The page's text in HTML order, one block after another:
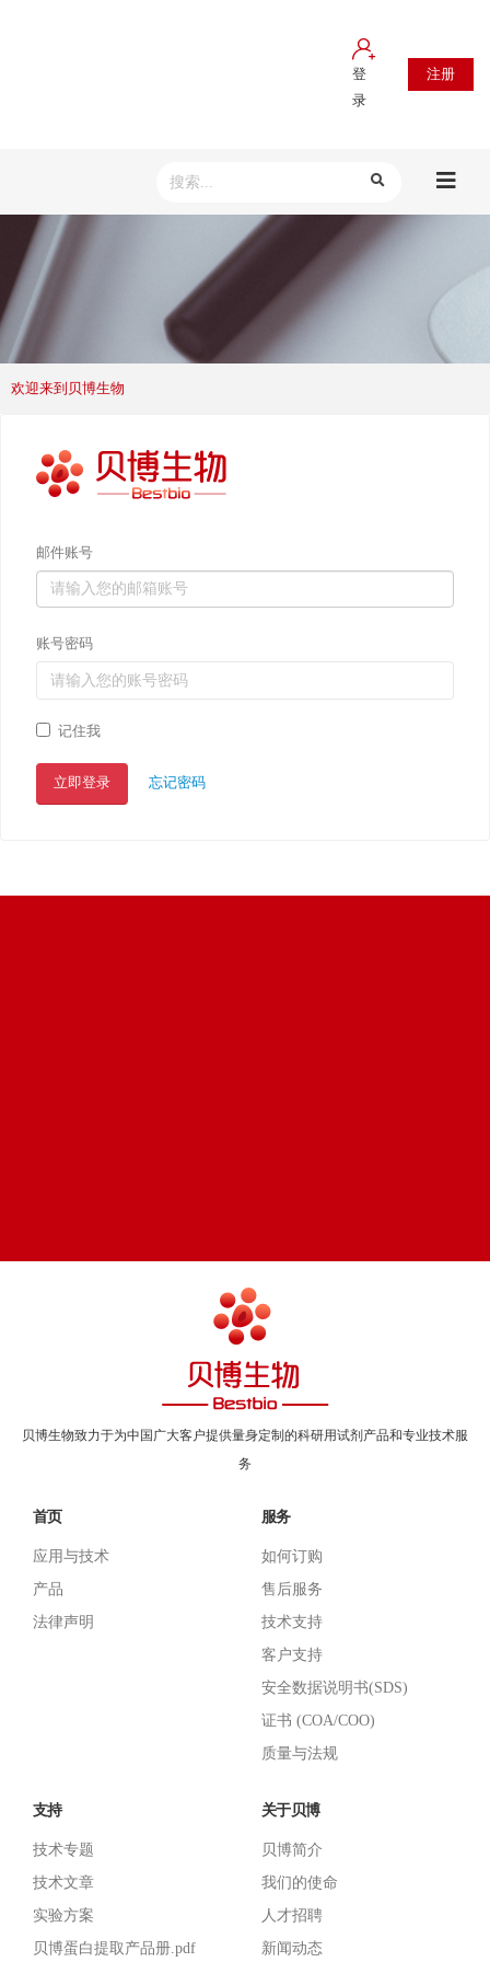
登
录
注册
欢迎来到贝博生物
邮件账号
账号密码
记住我
立即登录 忘记密码
贝博生物致力于为中国广大客户提供量身定制的科研用试剂产品和专业技术服
务
首页
应用与技术
产品
法律声明
服务
如何订购
售后服务
技术支持
客户支持
安全数据说明书(SDS)
证书 (COA/COO)
质量与法规
支持
技术专题
技术文章
实验方案
贝博蛋白提取产品册.pdf
关于贝博
贝博简介
我们的使命
人才招聘
新闻动态